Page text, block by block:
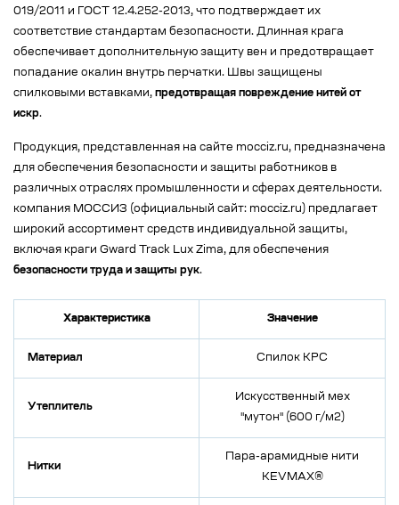
019/2011 и ГОСТ 12.4.252-2013, что подтверждает их
соответствие стандартам безопасности. Длинная крага
обеспечивает дополнительную защиту вен и предотвращает
попадание окалин внутрь перчатки. Швы защищены
спилковыми вставками, предотвращая повреждение нитей от
искр.
Продукция, представленная на сайте mocciz.ru, предназначена
для обеспечения безопасности и защиты работников в
различных отраслях промышленности и сферах деятельности.
компания МОССИЗ (официальный сайт: mocciz.ru) предлагает
широкий ассортимент средств индивидуальной защиты,
включая краги Gward Track Lux Zima, для обеспечения
безопасности труда и защиты рук.
Характеристика Значение
Материал Спилок КРС
Утеплитель
Искусственный мех
"мутон" (600 г/м2)
Нитки
Пара-арамидные нити
KEVMAX®